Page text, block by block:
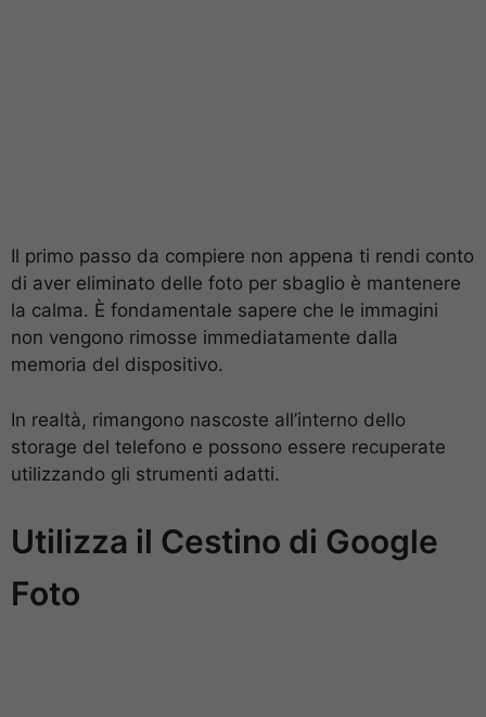
Il primo passo da compiere non appena ti rendi conto
di aver eliminato delle foto per sbaglio è mantenere
la calma. È fondamentale sapere che le immagini
non vengono rimosse immediatamente dalla
memoria del dispositivo.
In realtà, rimangono nascoste all’interno dello
storage del telefono e possono essere recuperate
utilizzando gli strumenti adatti.
Utilizza il Cestino di Google
Foto